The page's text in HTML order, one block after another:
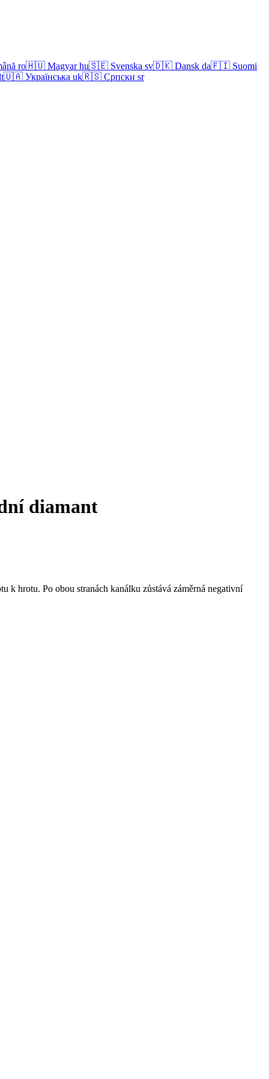
ro🇭🇺 Magyar hu🇸🇪 Svenska sv🇩🇰 Dansk da🇫🇮 Suomi
🇺🇦 Українська uk🇷🇸 Српски sr
diamant
k hrotu. Po obou stranách kanálku zůstává záměrná negativní